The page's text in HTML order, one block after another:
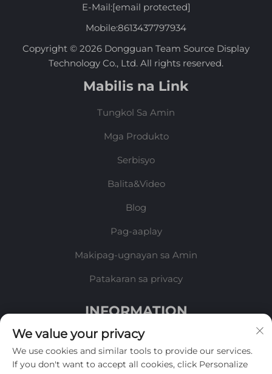
E-Mail:[email protected]
Mobile:8613437797934
Copyright © 2026 Dongguan Team Source Display
Technology Co., Ltd. All rights reserved.
Mabilis na Link
Tungkol Sa Amin
Mga Produkto
Serbisyo
Balita&Video
Blog
Pag-aaplay
Makipag-ugnayan sa Amin
Patakaran sa privacy
INFORMATION
Mag-sign up upang makatanggap ng aming
lingguhang newsletter
We value your privacy
We use cookies and similar tools to provide our services.
If you don't want to accept all cookies, click Personalize